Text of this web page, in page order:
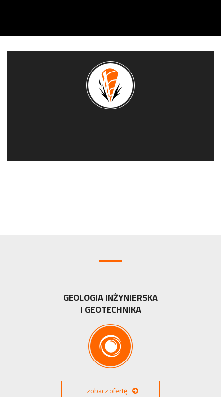
GEOLOGIA INŻYNIERSKA
I GEOTECHNIKA
zobacz ofertę